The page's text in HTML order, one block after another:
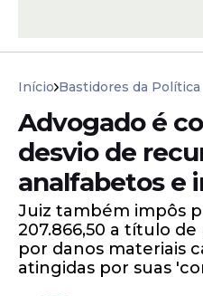
Início Bastidores da Política
Advogado é
desvio de
analfabetos e
Juiz também impôs
207.866,50 a título
por danos materiais
atingidas por suas